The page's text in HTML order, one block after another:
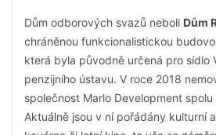
Dům odborových svazů neboli Dům
chráněnou funkcionalistickou
která byla původně určená pro sídlo
penzijního ústavu. V roce 2018
společnost Marlo Development
Aktuálně jsou v ní pořádány kulturní